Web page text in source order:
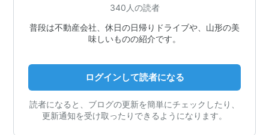
340人の読者
普段は不動産会社、休日の日帰りドライブや、山形の美
味しいものの紹介です。
ログインして読者になる
読者になると、ブログの更新を簡単にチェックしたり、
更新通知を受け取ったりできるようになります。